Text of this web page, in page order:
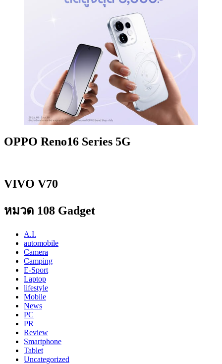
OPPO Reno16 Series 5G
VIVO V70
หมวด 108 Gadget
A.I.
automobile
Camera
Camping
E-Sport
Laptop
lifestyle
Mobile
News
PC
PR
Review
Smartphone
Tablet
Uncategorized